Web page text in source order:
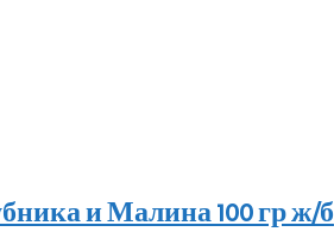
и Малина 100 гр ж/б